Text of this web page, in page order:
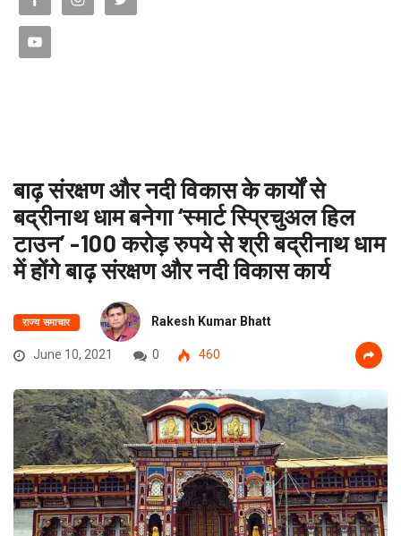
बाढ़ संरक्षण और नदी विकास के कार्यों से
बद्रीनाथ धाम बनेगा ‘स्मार्ट स्प्रिचुअल हिल
टाउन’ -100 करोड़ रुपये से श्री बद्रीनाथ धाम
में होंगे बाढ़ संरक्षण और नदी विकास कार्य
राज्य समाचार Rakesh Kumar Bhatt
June 10, 2021 0 460